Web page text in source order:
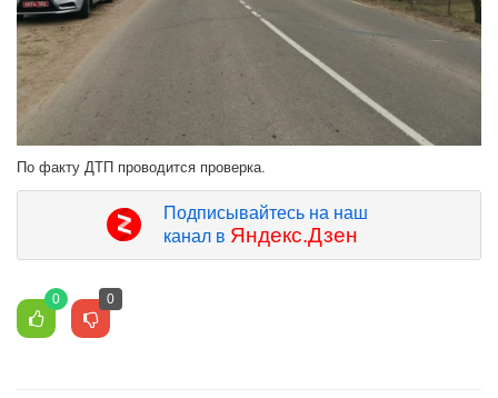
По факту ДТП проводится проверка.
Подписывайтесь на наш
канал в Яндекс.Дзен
0 0